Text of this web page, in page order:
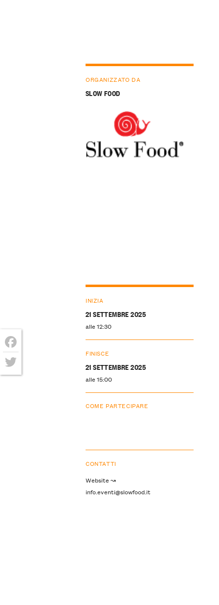
ORGANIZZATO DA
SLOW FOOD
INIZIA
21 SETTEMBRE 2025
alle 12:30
FINISCE
21 SETTEMBRE 2025
alle 15:00
COME PARTECIPARE
CONTATTI
Website ↝
info.eventi@slowfood.it
Facebook
Twitter